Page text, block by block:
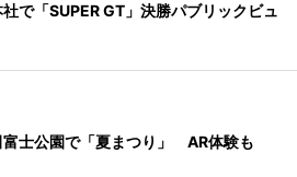
で「SUPER GT」決勝パブリックビュ
富士公園で「夏まつり」 AR体験も